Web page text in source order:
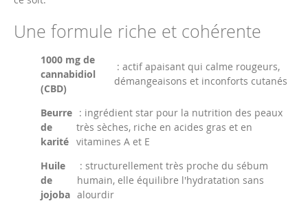
Une formule riche et cohérente
1000 mg de
cannabidiol
(CBD)
: actif apaisant qui calme rougeurs,
démangeaisons et inconforts cutanés
Beurre
de
karité
: ingrédient star pour la nutrition des peaux
très sèches, riche en acides gras et en
vitamines A et E
Huile
de
jojoba
: structurellement très proche du sébum
humain, elle équilibre l'hydratation sans
alourdir